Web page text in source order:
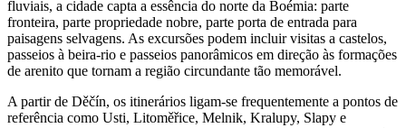
fluviais, a cidade capta a essência do norte da Boémia: parte
fronteira, parte propriedade nobre, parte porta de entrada para
paisagens selvagens. As excursões podem incluir visitas a castelos,
passeios à beira-rio e passeios panorâmicos em direção às formações
de arenito que tornam a região circundante tão memorável.
A partir de Děčín, os itinerários ligam-se frequentemente a pontos de
referência como Usti, Litoměřice, Melnik, Kralupy, Slapy e